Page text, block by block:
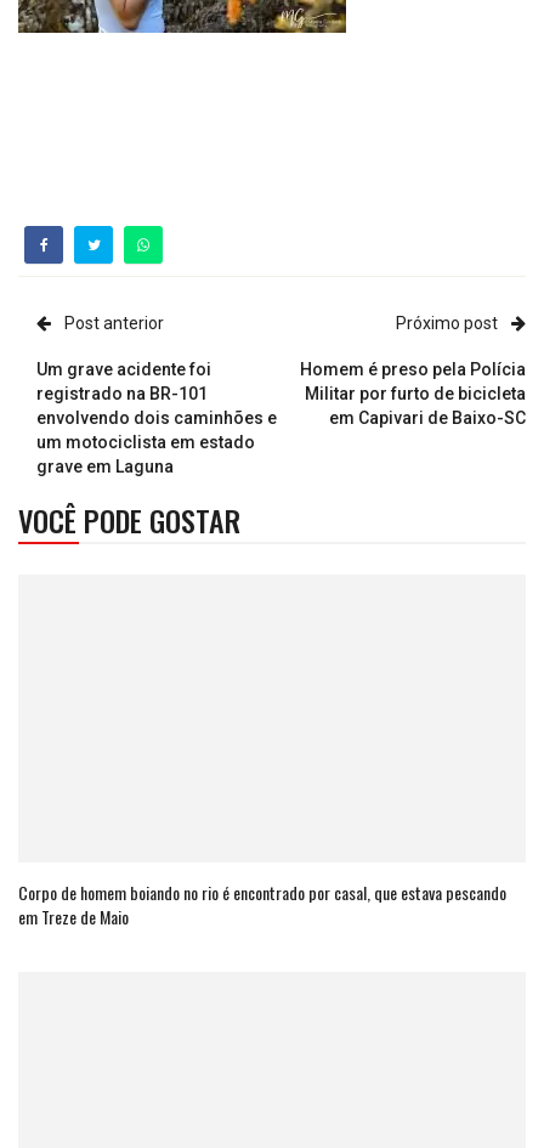
Post anterior
Um grave acidente foi
registrado na BR-101
envolvendo dois caminhões e
um motociclista em estado
grave em Laguna
Próximo post
Homem é preso pela Polícia
Militar por furto de bicicleta
em Capivari de Baixo-SC
VOCÊ PODE GOSTAR
Corpo de homem boiando no rio é encontrado por casal, que estava pescando
em Treze de Maio